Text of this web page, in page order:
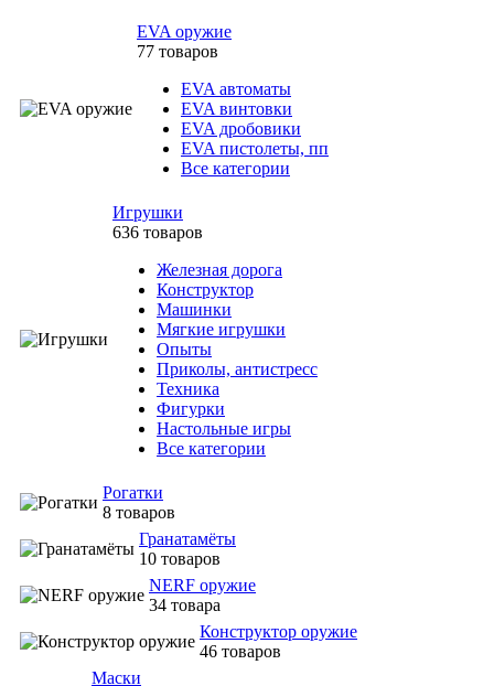
EVA оружие
77 товаров
EVA автоматы
EVA винтовки
EVA дробовики
EVA пистолеты, пп
Все категории
Игрушки
636 товаров
Железная дорога
Конструктор
Машинки
Мягкие игрушки
Опыты
Приколы, антистресс
Техника
Фигурки
Настольные игры
Все категории
Рогатки
8 товаров
Гранатамёты
10 товаров
NERF оружие
34 товара
Конструктор оружие
46 товаров
Маски